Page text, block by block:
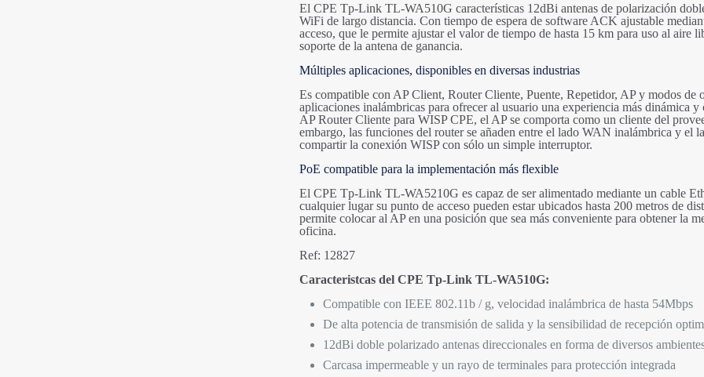
El CPE Tp-Link TL-WA510G características 12dBi antenas de polarización
WiFi de largo distancia. Con tiempo de espera de software ACK ajustable
acceso, que le permite ajustar el valor de tiempo de hasta 15 km para uso al
soporte de la antena de ganancia.
Múltiples aplicaciones, disponibles en diversas industrias
Es compatible con AP Client, Router Cliente, Puente, Repetidor, AP y modos de
aplicaciones inalámbricas para ofrecer al usuario una experiencia más dinámica
AP Router Cliente para WISP CPE, el AP se comporta como un cliente del
embargo, las funciones del router se añaden entre el lado WAN inalámbrica y
compartir la conexión WISP con sólo un simple interruptor.
PoE compatible para la implementación más flexible
El CPE Tp-Link TL-WA5210G es capaz de ser alimentado mediante un cable
cualquier lugar su punto de acceso pueden estar ubicados hasta 200 metros de
permite colocar al AP en una posición que sea más conveniente para obtener la
oficina.
Ref: 12827
Caracteristcas del CPE Tp-Link TL-WA510G:
Compatible con IEEE 802.11b / g, velocidad inalámbrica de hasta 54Mbps
De alta potencia de transmisión de salida y la sensibilidad de recepción
12dBi doble polarizado antenas direccionales en forma de diversos
Carcasa impermeable y un rayo de terminales para protección integrada